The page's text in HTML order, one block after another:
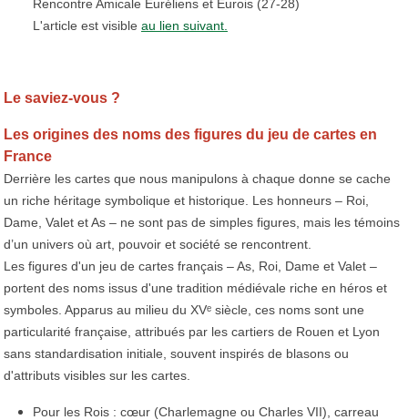
Rencontre Amicale Euréliens et Eurois (27-28)
L'article est visible au lien suivant.
Le saviez-vous ?
Les origines des noms des figures du jeu de cartes en
France
​Derrière les cartes que nous manipulons à chaque donne se cache
un riche héritage symbolique et historique. Les honneurs – Roi,
Dame, Valet et As – ne sont pas de simples figures, mais les témoins
d’un univers où art, pouvoir et société se rencontrent.
Les figures d'un jeu de cartes français – As, Roi, Dame et Valet –
portent des noms issus d'une tradition médiévale riche en héros et
symboles. Apparus au milieu du XVᵉ siècle, ces noms sont une
particularité française, attribués par les cartiers de Rouen et Lyon
sans standardisation initiale, souvent inspirés de blasons ou
d'attributs visibles sur les cartes.
Pour les Rois : cœur (Charlemagne ou Charles VII), carreau